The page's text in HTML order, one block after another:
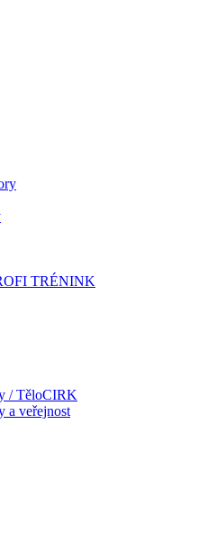
TRÉNINK
/ TěloCIRK
a veřejnost